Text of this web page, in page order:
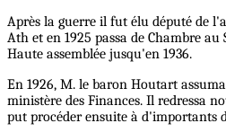
Après la guerre il fut élu député de
Ath et en 1925 passa de Chambre
Haute assemblée jusqu'en 1936.
En 1926, M. le baron Houtart
ministère des Finances. Il redressa
put procéder ensuite à d'importants